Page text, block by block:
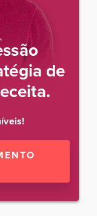
de